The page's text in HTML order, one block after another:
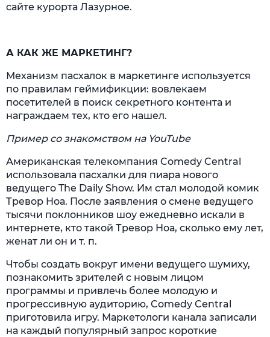
сайте курорта Лазурное.
А КАК ЖЕ МАРКЕТИНГ?
Механизм пасхалок в маркетинге используется
по правилам геймификции: вовлекаем
посетителей в поиск секретного контента и
награждаем тех, кто его нашел.
Пример cо знакомством на YouTube
Американская телекомпания Comedy Central
использовала пасхалки для пиара нового
ведущего The Daily Show. Им стал молодой комик
Тревор Ноа. После заявления о смене ведущего
тысячи поклонников шоу ежедневно искали в
интернете, кто такой Тревор Ноа, сколько ему лет,
женат ли он и т. п.
Чтобы создать вокруг имени ведущего шумиху,
познакомить зрителей с новым лицом
программы и привлечь более молодую и
прогрессивную аудиторию, Comedy Central
приготовила игру. Маркетологи канала записали
на каждый популярный запрос короткие